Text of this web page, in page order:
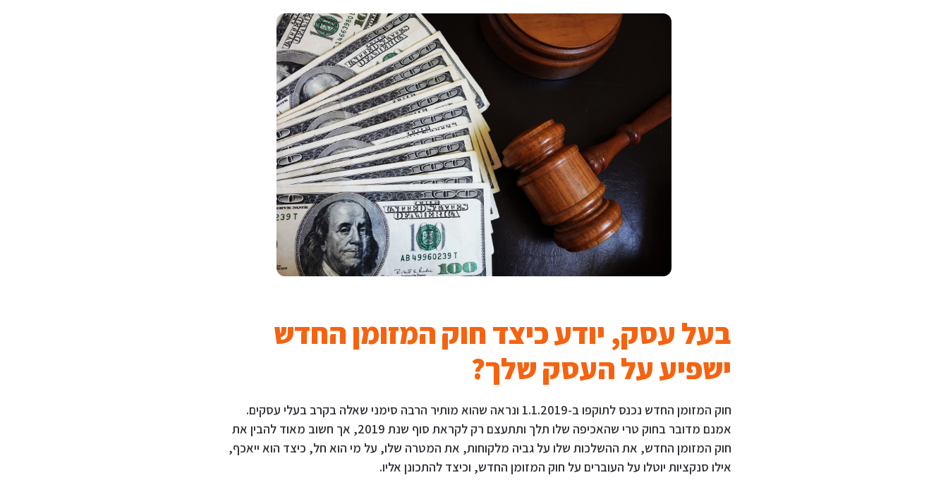
בעל עסק, יודע כיצד חוק המזומן החדש
ישפיע על העסק שלך?
חוק המזומן החדש נכנס לתוקפו ב-1.1.2019 ונראה שהוא מותיר הרבה סימני שאלה בקרב בעלי עסקים.
אמנם מדובר בחוק טרי שהאכיפה שלו תלך ותתעצם רק לקראת סוף שנת 2019, אך חשוב מאוד להבין את
חוק המזומן החדש, את ההשלכות שלו על גביה מלקוחות, את המטרה שלו, על מי הוא חל, כיצד הוא ייאכף,
אילו סנקציות יוטלו על העוברים על חוק המזומן החדש, וכיצד להתכונן אליו.